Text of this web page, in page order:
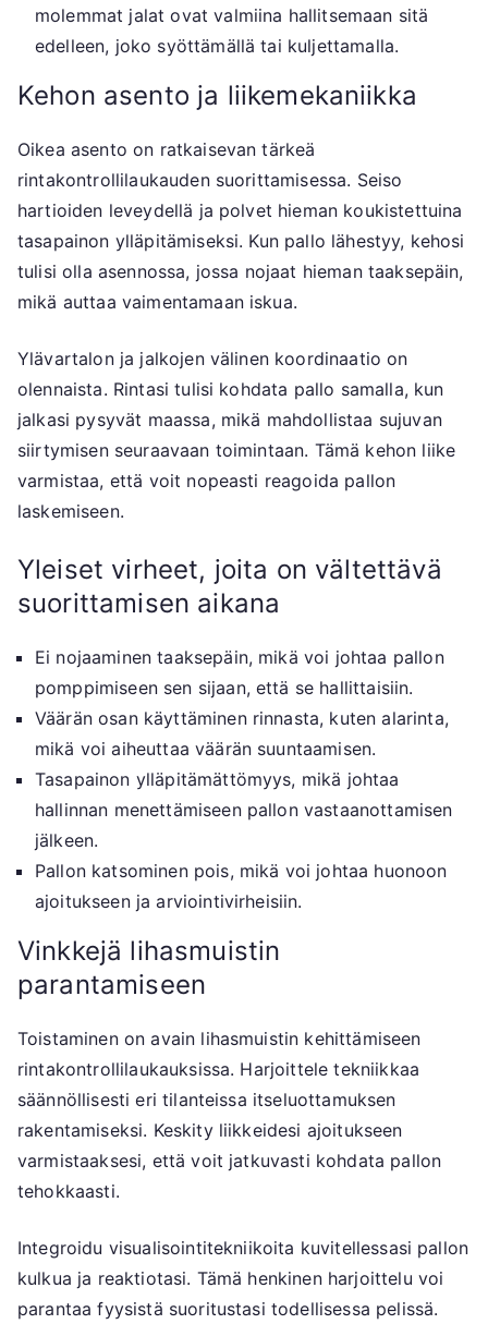
molemmat jalat ovat valmiina hallitsemaan sitä
edelleen, joko syöttämällä tai kuljettamalla.
Kehon asento ja liikemekaniikka
Oikea asento on ratkaisevan tärkeä
rintakontrollilaukauden suorittamisessa. Seiso
hartioiden leveydellä ja polvet hieman koukistettuina
tasapainon ylläpitämiseksi. Kun pallo lähestyy, kehosi
tulisi olla asennossa, jossa nojaat hieman taaksepäin,
mikä auttaa vaimentamaan iskua.
Ylävartalon ja jalkojen välinen koordinaatio on
olennaista. Rintasi tulisi kohdata pallo samalla, kun
jalkasi pysyvät maassa, mikä mahdollistaa sujuvan
siirtymisen seuraavaan toimintaan. Tämä kehon liike
varmistaa, että voit nopeasti reagoida pallon
laskemiseen.
Yleiset virheet, joita on vältettävä
suorittamisen aikana
Ei nojaaminen taaksepäin, mikä voi johtaa pallon
pomppimiseen sen sijaan, että se hallittaisiin.
Väärän osan käyttäminen rinnasta, kuten alarinta,
mikä voi aiheuttaa väärän suuntaamisen.
Tasapainon ylläpitämättömyys, mikä johtaa
hallinnan menettämiseen pallon vastaanottamisen
jälkeen.
Pallon katsominen pois, mikä voi johtaa huonoon
ajoitukseen ja arviointivirheisiin.
Vinkkejä lihasmuistin
parantamiseen
Toistaminen on avain lihasmuistin kehittämiseen
rintakontrollilaukauksissa. Harjoittele tekniikkaa
säännöllisesti eri tilanteissa itseluottamuksen
rakentamiseksi. Keskity liikkeidesi ajoitukseen
varmistaaksesi, että voit jatkuvasti kohdata pallon
tehokkaasti.
Integroidu visualisointitekniikoita kuvitellessasi pallon
kulkua ja reaktiotasi. Tämä henkinen harjoittelu voi
parantaa fyysistä suoritustasi todellisessa pelissä.